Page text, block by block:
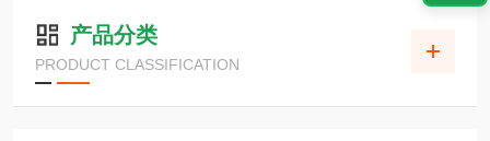
产品分类
PRODUCT CLASSIFICATION